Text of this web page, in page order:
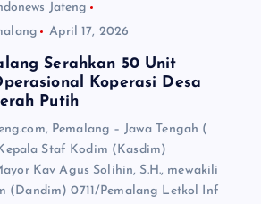
Jateng
April 17, 2026
Serahkan 50 Unit
Koperasi Desa
Putih
Pemalang – Jawa Tengah (
Staf Kodim (Kasdim)
Kav Agus Solihin, S.H., mewakili
(Dandim) 0711/Pemalang Letkol Inf